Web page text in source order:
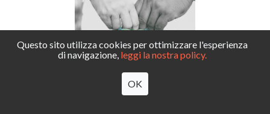
Questo sito utilizza cookies per ottimizzare l'esperienza
di navigazione, leggi la nostra policy.
OK